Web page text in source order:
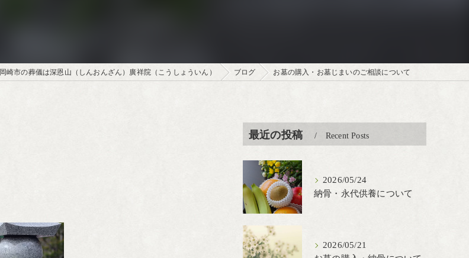
岡崎市の葬儀は深恩山（しんおんざん）廣祥院（こうしょういん） ブログ お墓の購入・お墓じまいのご相談について
最近の投稿 Recent Posts
2026/05/24
納骨・永代供養について
2026/05/21